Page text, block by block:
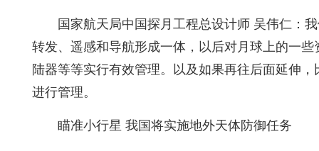
国家航天局中国探月工程总设计师 吴伟仁：
转发、遥感和导航形成一体，以后对月球上的一
陆器等等实行有效管理。以及如果再往后面延伸
进行管理。
瞄准小行星 我国将实施地外天体防御任务